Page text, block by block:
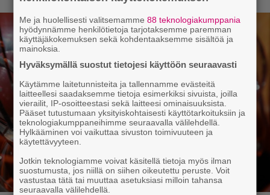
Me ja huolellisesti valitsemamme88 teknologiakumppania
hyödynnämme henkilötietoja tarjotaksemme paremman
käyttäjäkokemuksen sekä kohdentaaksemme sisältöä ja
mainoksia.
Hyväksymällä suostut tietojesi käyttöön seuraavasti
Käytämme laitetunnisteita ja tallennamme evästeitä
laitteellesi saadaksemme tietoja esimerkiksi sivuista, joilla
vierailit, IP-osoitteestasi sekä laitteesi ominaisuuksista.
Pääset tutustumaan yksityiskohtaisesti käyttötarkoituksiin ja
teknologiakumppaneihimme seuraavalla välilehdellä.
Hylkääminen voi vaikuttaa sivuston toimivuuteen ja
käytettävyyteen.
Jotkin teknologiamme voivat käsitellä tietoja myös ilman
suostumusta, jos niillä on siihen oikeutettu peruste. Voit
vastustaa tätä tai muuttaa asetuksiasi milloin tahansa
seuraavalla välilehdellä.